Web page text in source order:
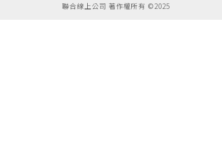
聯合線上公司 著作權所有 ©2025